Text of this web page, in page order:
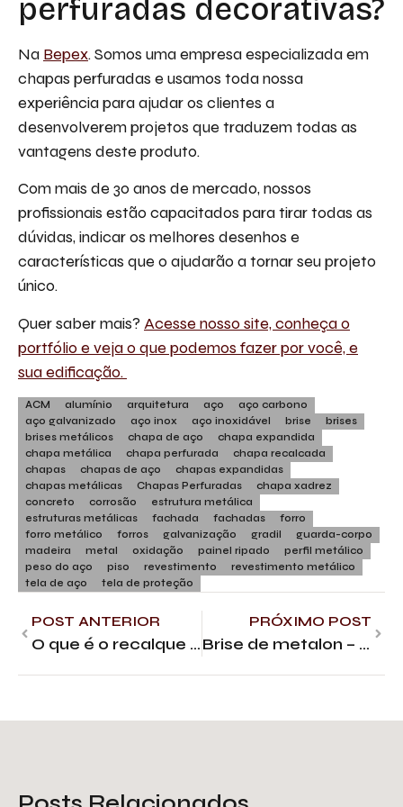
perfuradas decorativas?
Na Bepex. Somos uma empresa especializada em
chapas perfuradas e usamos toda nossa
experiência para ajudar os clientes a
desenvolverem projetos que traduzem todas as
vantagens deste produto.
Com mais de 30 anos de mercado, nossos
profissionais estão capacitados para tirar todas as
dúvidas, indicar os melhores desenhos e
características que o ajudarão a tornar seu projeto
único.
Quer saber mais? Acesse nosso site, conheça o
portfólio e veja o que podemos fazer por você, e
sua edificação.
ACM alumínio arquitetura aço
aço carbono
aço galvanizado
aço inox aço inoxidável brise
brises
brises metálicos
chapa de aço
chapa expandida
chapa metálica
chapa perfurada
chapa recalcada
chapas
chapas de aço
chapas expandidas
chapas metálicas
Chapas Perfuradas
chapa xadrez
concreto
corrosão
estrutura metálica
estruturas metálicas
fachada fachadas
forro
forro metálico
forros galvanização gradil
guarda-corpo
madeira
metal oxidação painel ripado
perfil metálico
peso do aço
piso revestimento
revestimento metálico
tela de aço
tela de proteção
POST ANTERIOR
O que é o recalque na construção civil?
PRÓXIMO POST
Brise de metalon – Versatilidade, beleza e durabilidade